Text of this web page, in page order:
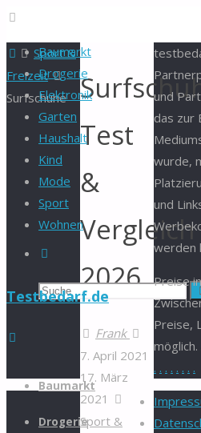
Baumarkt
Drogerie
Elektronik
Garten
Haushalt
Kind
Mode
Sport
Wohnen
Suchen
Testbedarf.de
Zum
springen
Baumarkt
Drogerie
StartSport &
Freizeit
Surfschuhe
Test
&
Vergleich
2026
Frank
7. April 2021
17. März
2021
Sport &
und
das zur
wurde,
und
werden
Preise
Preise,
. . . . . . . .